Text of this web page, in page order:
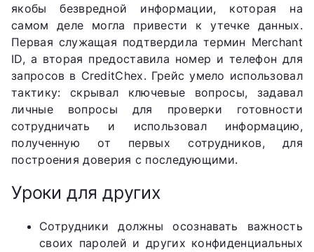
якобы безвредной информации, которая на
самом деле могла привести к утечке данных.
Первая служащая подтвердила термин Merchant
ID, а вторая предоставила номер и телефон для
запросов в CreditChex. Грейс умело использовал
тактику: скрывал ключевые вопросы, задавал
личные вопросы для проверки готовности
сотрудничать и использовал информацию,
полученную от первых сотрудников, для
построения доверия с последующими.
Уроки для других
Сотрудники должны осознавать важность
своих паролей и других конфиденциальных